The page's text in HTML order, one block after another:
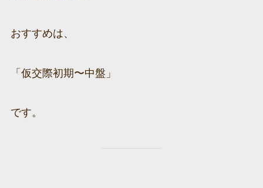
おすすめは、
「仮交際初期〜中盤」
です。